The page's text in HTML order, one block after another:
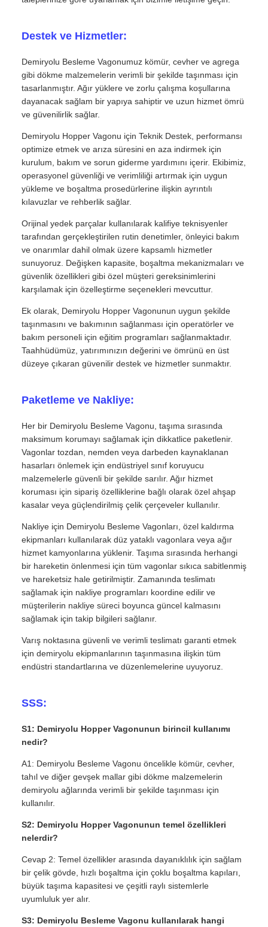
Destek ve Hizmetler:
Demiryolu Besleme Vagonumuz kömür, cevher ve agrega
gibi dökme malzemelerin verimli bir şekilde taşınması için
tasarlanmıştır. Ağır yüklere ve zorlu çalışma koşullarına
dayanacak sağlam bir yapıya sahiptir ve uzun hizmet ömrü
ve güvenilirlik sağlar.
Demiryolu Hopper Vagonu için Teknik Destek, performansı
optimize etmek ve arıza süresini en aza indirmek için
kurulum, bakım ve sorun giderme yardımını içerir. Ekibimiz,
operasyonel güvenliği ve verimliliği artırmak için uygun
yükleme ve boşaltma prosedürlerine ilişkin ayrıntılı
kılavuzlar ve rehberlik sağlar.
Orijinal yedek parçalar kullanılarak kalifiye teknisyenler
tarafından gerçekleştirilen rutin denetimler, önleyici bakım
ve onarımlar dahil olmak üzere kapsamlı hizmetler
sunuyoruz. Değişken kapasite, boşaltma mekanizmaları ve
güvenlik özellikleri gibi özel müşteri gereksinimlerini
karşılamak için özelleştirme seçenekleri mevcuttur.
Ek olarak, Demiryolu Hopper Vagonunun uygun şekilde
taşınmasını ve bakımının sağlanması için operatörler ve
bakım personeli için eğitim programları sağlanmaktadır.
Taahhüdümüz, yatırımınızın değerini ve ömrünü en üst
düzeye çıkaran güvenilir destek ve hizmetler sunmaktır.
Paketleme ve Nakliye:
Her bir Demiryolu Besleme Vagonu, taşıma sırasında
maksimum korumayı sağlamak için dikkatlice paketlenir.
Vagonlar tozdan, nemden veya darbeden kaynaklanan
hasarları önlemek için endüstriyel sınıf koruyucu
malzemelerle güvenli bir şekilde sarılır. Ağır hizmet
koruması için sipariş özelliklerine bağlı olarak özel ahşap
kasalar veya güçlendirilmiş çelik çerçeveler kullanılır.
Nakliye için Demiryolu Besleme Vagonları, özel kaldırma
ekipmanları kullanılarak düz yataklı vagonlara veya ağır
hizmet kamyonlarına yüklenir. Taşıma sırasında herhangi
bir hareketin önlenmesi için tüm vagonlar sıkıca sabitlenmiş
ve hareketsiz hale getirilmiştir. Zamanında teslimatı
sağlamak için nakliye programları koordine edilir ve
müşterilerin nakliye süreci boyunca güncel kalmasını
sağlamak için takip bilgileri sağlanır.
Varış noktasına güvenli ve verimli teslimatı garanti etmek
için demiryolu ekipmanlarının taşınmasına ilişkin tüm
endüstri standartlarına ve düzenlemelerine uyuyoruz.
SSS:
S1: Demiryolu Hopper Vagonunun birincil kullanımı
nedir?
A1: Demiryolu Besleme Vagonu öncelikle kömür, cevher,
tahıl ve diğer gevşek mallar gibi dökme malzemelerin
demiryolu ağlarında verimli bir şekilde taşınması için
kullanılır.
S2: Demiryolu Hopper Vagonunun temel özellikleri
nelerdir?
Cevap 2: Temel özellikler arasında dayanıklılık için sağlam
bir çelik gövde, hızlı boşaltma için çoklu boşaltma kapıları,
büyük taşıma kapasitesi ve çeşitli raylı sistemlerle
uyumluluk yer alır.
S3: Demiryolu Besleme Vagonu kullanılarak hangi